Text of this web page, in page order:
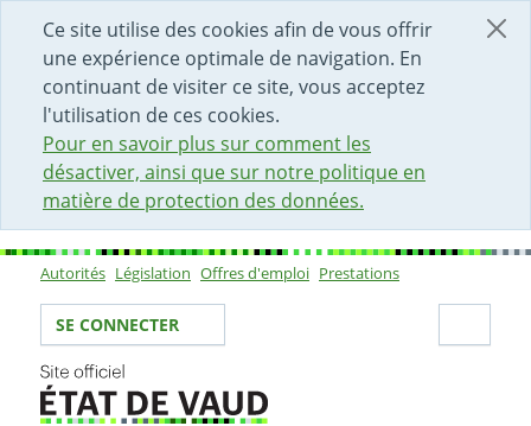
Ce site utilise des cookies afin de vous offrir
une expérience optimale de navigation. En
continuant de visiter ce site, vous acceptez
l'utilisation de ces cookies.
Pour en savoir plus sur comment les
désactiver, ainsi que sur notre politique en
matière de protection des données.
DÉBUT DU CONTENU DE LA PAGE
ACCÈS AU CHAMP DE RECHERCHE
PAGE D'ACCUEIL
FORMULAIRE DE CONTACT
Sous-navigation
Autorités Législation Offres d'emploi Prestations
Votre identité
SE CONNECTER